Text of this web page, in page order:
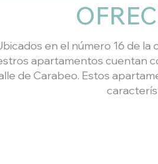
en el número 16 de la
apartamentos cuentan
de Carabeo. Estos